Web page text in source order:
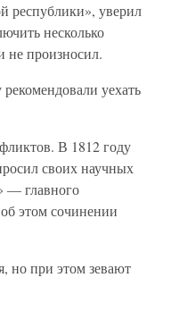
республики», уверил
несколько
не произносил.
уехать
В 1812 году
своих научных
— главного
этом сочинении
но при этом зевают